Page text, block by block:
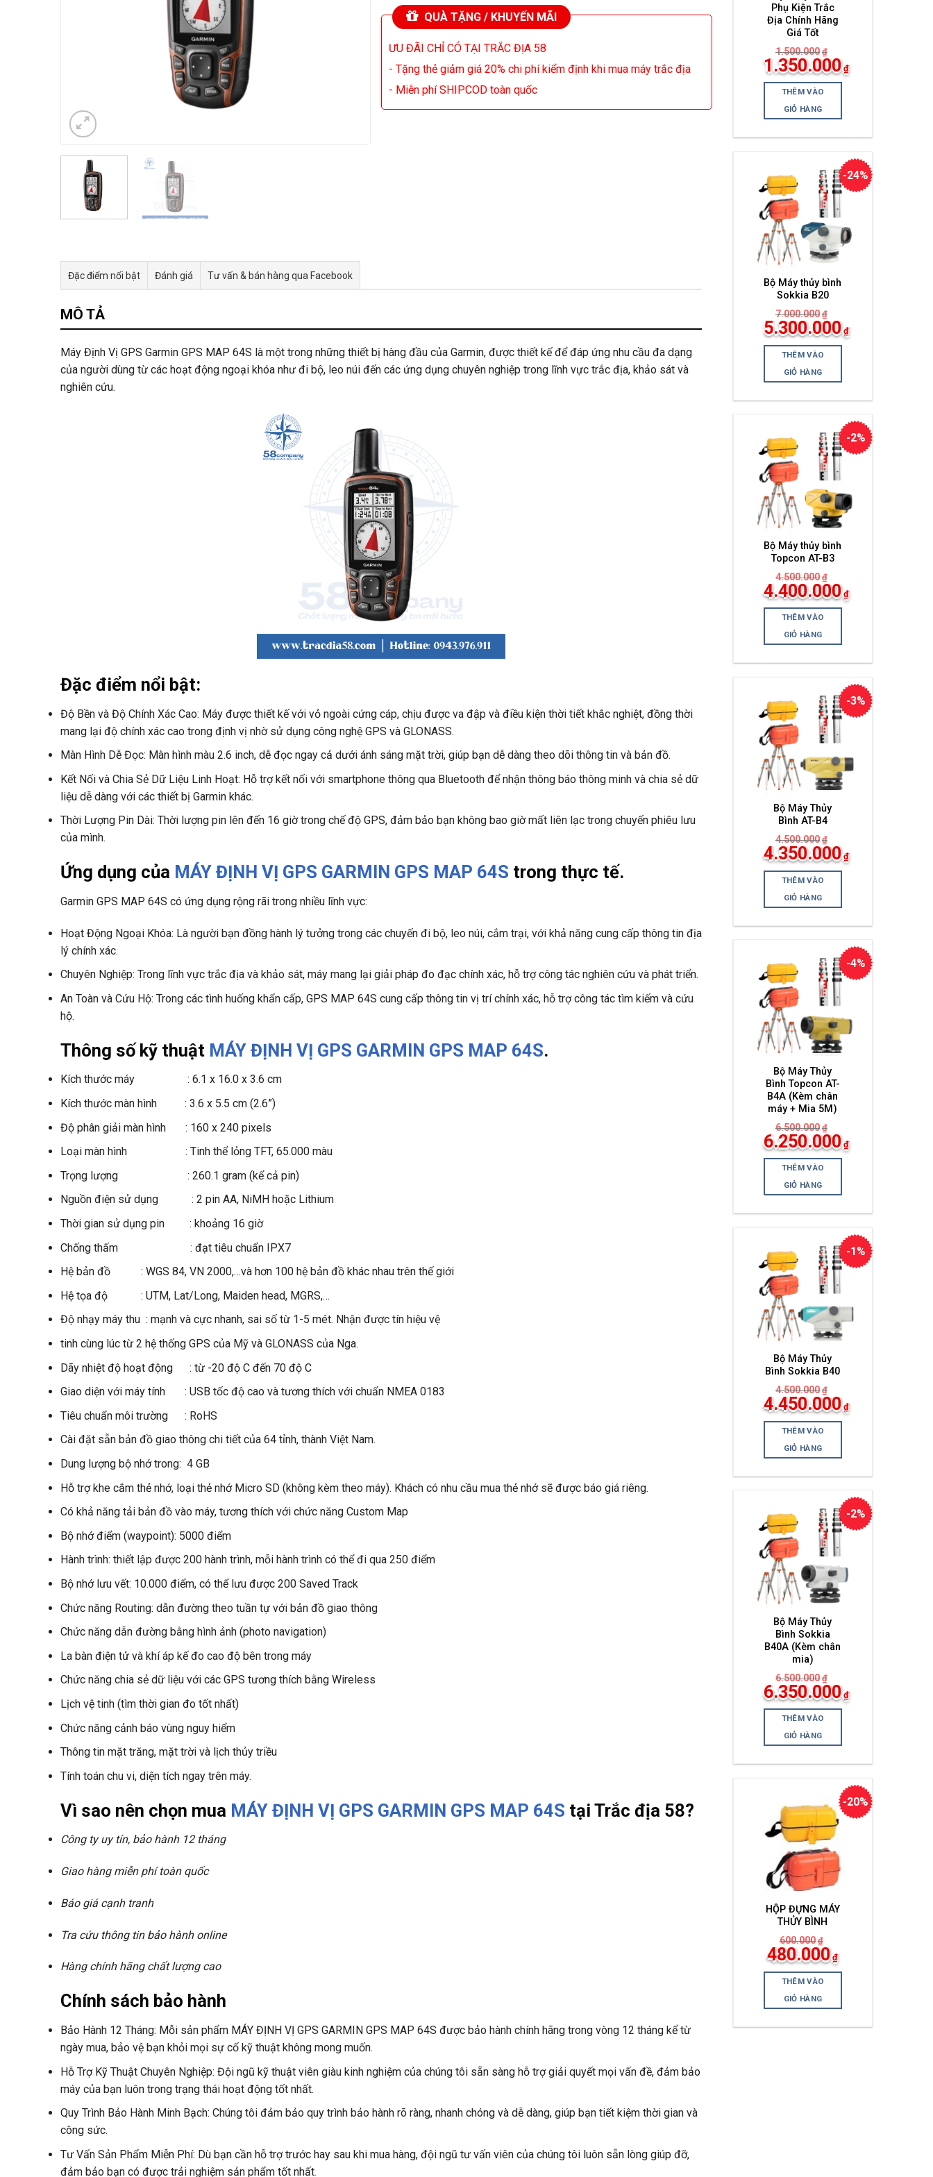
Phụ Kiện Trắc
Địa Chính Hãng
Giá Tốt
1.500.000 ₫
Giá
gốc
là:
1.500.000₫.
1.350.000 ₫
Giá
hiện
tại
là:
1.350.000₫.
THÊM VÀO
GIỎ HÀNG
-24%
Bộ Máy thủy bình
Sokkia B20
7.000.000 ₫
Giá
gốc
là:
7.000.000₫.
5.300.000 ₫
Giá
hiện
tại
là:
5.300.000₫.
THÊM VÀO
GIỎ HÀNG
-2%
Bộ Máy thủy bình
Topcon AT-B3
4.500.000 ₫
Giá
gốc
là:
4.500.000₫.
4.400.000 ₫
Giá
hiện
tại
là:
4.400.000₫.
THÊM VÀO
GIỎ HÀNG
-3%
Bộ Máy Thủy
Bình AT-B4
4.500.000 ₫
Giá
gốc
là:
4.500.000₫.
4.350.000 ₫
Giá
hiện
tại
là:
4.350.000₫.
THÊM VÀO
GIỎ HÀNG
-4%
Bộ Máy Thủy
Bình Topcon AT-
B4A (Kèm chân
máy + Mia 5M)
6.500.000 ₫
Giá
gốc
là:
6.500.000₫.
6.250.000 ₫
Giá
hiện
tại
là:
6.250.000₫.
THÊM VÀO
GIỎ HÀNG
-1%
Bộ Máy Thủy
Bình Sokkia B40
4.500.000 ₫
Giá
gốc
là:
4.500.000₫.
4.450.000 ₫
Giá
hiện
tại
là:
4.450.000₫.
THÊM VÀO
GIỎ HÀNG
-2%
Bộ Máy Thủy
Bình Sokkia
B40A (Kèm chân
mia)
6.500.000 ₫
Giá
gốc
là:
6.500.000₫.
6.350.000 ₫
Giá
hiện
tại
là:
6.350.000₫.
THÊM VÀO
GIỎ HÀNG
-20%
HỘP ĐỰNG MÁY
THỦY BÌNH
600.000 ₫
Giá
gốc
là:
600.000₫.
480.000 ₫hiện
tại
THÊM VÀO
GIỎ HÀNG
QUÀ TẶNG / KHUYẾN MÃI
ƯU ĐÃI CHỈ CÓ TẠI TRẮC ĐỊA 58
- Tặng thẻ giảm giá 20% chi phí kiểm định khi mua máy trắc địa
- Miễn phí SHIPCOD toàn quốc
Đặc điểm nổi bật Đánh giá Tư vấn & bán hàng qua Facebook
MÔ TẢ
Máy Định Vị GPS Garmin GPS MAP 64S là một trong những thiết bị hàng đầu của Garmin, được thiết kế để đáp ứng nhu cầu đa dạng
của người dùng từ các hoạt động ngoại khóa như đi bộ, leo núi đến các ứng dụng chuyên nghiệp trong lĩnh vực trắc địa, khảo sát và
nghiên cứu.
Đặc điểm nổi bật:
Độ Bền và Độ Chính Xác Cao: Máy được thiết kế với vỏ ngoài cứng cáp, chịu được va đập và điều kiện thời tiết khắc nghiệt, đồng thời
mang lại độ chính xác cao trong định vị nhờ sử dụng công nghệ GPS và GLONASS.
Màn Hình Dễ Đọc: Màn hình màu 2.6 inch, dễ đọc ngay cả dưới ánh sáng mặt trời, giúp bạn dễ dàng theo dõi thông tin và bản đồ.
Kết Nối và Chia Sẻ Dữ Liệu Linh Hoạt: Hỗ trợ kết nối với smartphone thông qua Bluetooth để nhận thông báo thông minh và chia sẻ dữ
liệu dễ dàng với các thiết bị Garmin khác.
Thời Lượng Pin Dài: Thời lượng pin lên đến 16 giờ trong chế độ GPS, đảm bảo bạn không bao giờ mất liên lạc trong chuyến phiêu lưu
của mình.
Ứng dụng của MÁY ĐỊNH VỊ GPS GARMIN GPS MAP 64S trong thực tế.
Garmin GPS MAP 64S có ứng dụng rộng rãi trong nhiều lĩnh vực:
Hoạt Động Ngoại Khóa: Là người bạn đồng hành lý tưởng trong các chuyến đi bộ, leo núi, cắm trại, với khả năng cung cấp thông tin địa
lý chính xác.
Chuyên Nghiệp: Trong lĩnh vực trắc địa và khảo sát, máy mang lại giải pháp đo đạc chính xác, hỗ trợ công tác nghiên cứu và phát triển.
An Toàn và Cứu Hộ: Trong các tình huống khẩn cấp, GPS MAP 64S cung cấp thông tin vị trí chính xác, hỗ trợ công tác tìm kiếm và cứu
hộ.
Thông số kỹ thuật MÁY ĐỊNH VỊ GPS GARMIN GPS MAP 64S.
Kích thước máy : 6.1 x 16.0 x 3.6 cm
Kích thước màn hình : 3.6 x 5.5 cm (2.6”)
Độ phân giải màn hình : 160 x 240 pixels
Loại màn hình : Tinh thể lỏng TFT, 65.000 màu
Trọng lượng : 260.1 gram (kể cả pin)
Nguồn điện sử dụng : 2 pin AA, NiMH hoặc Lithium
Thời gian sử dụng pin : khoảng 16 giờ
Chống thấm : đạt tiêu chuẩn IPX7
Hệ bản đồ : WGS 84, VN 2000,…và hơn 100 hệ bản đồ khác nhau trên thế giới
Hệ tọa độ : UTM, Lat/Long, Maiden head, MGRS,…
Độ nhạy máy thu : mạnh và cực nhanh, sai số từ 1-5 mét. Nhận được tín hiệu vệ
tinh cùng lúc từ 2 hệ thống GPS của Mỹ và GLONASS của Nga.
Dãy nhiệt độ hoạt động : từ -20 độ C đến 70 độ C
Giao diện với máy tính : USB tốc độ cao và tương thích với chuẩn NMEA 0183
Tiêu chuẩn môi trường : RoHS
Cài đặt sẵn bản đồ giao thông chi tiết của 64 tỉnh, thành Việt Nam.
Dung lượng bộ nhớ trong: 4 GB
Hỗ trợ khe cắm thẻ nhớ, loại thẻ nhớ Micro SD (không kèm theo máy). Khách có nhu cầu mua thẻ nhớ sẽ được báo giá riêng.
Có khả năng tải bản đồ vào máy, tương thích với chức năng Custom Map
Bộ nhớ điểm (waypoint): 5000 điểm
Hành trình: thiết lập được 200 hành trình, mỗi hành trình có thể đi qua 250 điểm
Bộ nhớ lưu vết: 10.000 điểm, có thể lưu được 200 Saved Track
Chức năng Routing: dẫn đường theo tuần tự với bản đồ giao thông
Chức năng dẫn đường bằng hình ảnh (photo navigation)
La bàn điện tử và khí áp kế đo cao độ bên trong máy
Chức năng chia sẻ dữ liệu với các GPS tương thích bằng Wireless
Lịch vệ tinh (tìm thời gian đo tốt nhất)
Chức năng cảnh báo vùng nguy hiểm
Thông tin mặt trăng, mặt trời và lịch thủy triều
Tính toán chu vi, diện tích ngay trên máy.
Vì sao nên chọn mua MÁY ĐỊNH VỊ GPS GARMIN GPS MAP 64S tại Trắc địa 58?
Công ty uy tín, bảo hành 12 tháng
Giao hàng miễn phí toàn quốc
Báo giá cạnh tranh
Tra cứu thông tin bảo hành online
Hàng chính hãng chất lượng cao
Chính sách bảo hành
Bảo Hành 12 Tháng: Mỗi sản phẩm MÁY ĐỊNH VỊ GPS GARMIN GPS MAP 64S được bảo hành chính hãng trong vòng 12 tháng kể từ
ngày mua, bảo vệ bạn khỏi mọi sự cố kỹ thuật không mong muốn.
Hỗ Trợ Kỹ Thuật Chuyên Nghiệp: Đội ngũ kỹ thuật viên giàu kinh nghiệm của chúng tôi sẵn sàng hỗ trợ giải quyết mọi vấn đề, đảm bảo
máy của bạn luôn trong trạng thái hoạt động tốt nhất.
Quy Trình Bảo Hành Minh Bạch: Chúng tôi đảm bảo quy trình bảo hành rõ ràng, nhanh chóng và dễ dàng, giúp bạn tiết kiệm thời gian và
công sức.
Tư Vấn Sản Phẩm Miễn Phí: Dù bạn cần hỗ trợ trước hay sau khi mua hàng, đội ngũ tư vấn viên của chúng tôi luôn sẵn lòng giúp đỡ,
đảm bảo bạn có được trải nghiệm sản phẩm tốt nhất.